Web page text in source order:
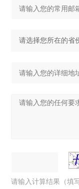
请输入计算结果（填